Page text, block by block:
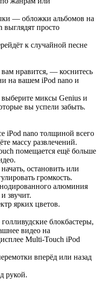
— обложки альбомов на
просто
к случайной песне
вам нравится, — коснитесь
на вашем iPod nano и
миксы Genius и
вы успели забыть.
iPod nano толщиной всего
массу развлечений.
помещается ещё больше
остановить или
громкость.
алюминия
звучит.
ярких цветов.
блокбастеры,
видео на
Multi-Touch iPod
вперёд или назад
рукой.